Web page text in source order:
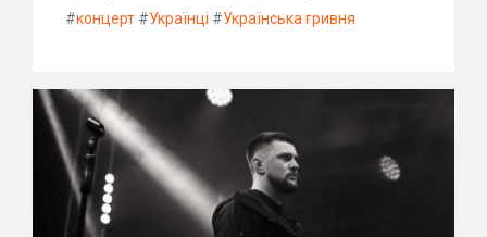
#концерт #Українці #Українська гривня